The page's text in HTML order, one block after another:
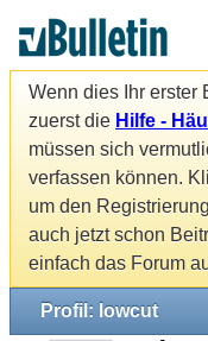
Wenn dies Ihr erster
zuerst die Hilfe -
müssen sich
verfassen können.
um den
auch jetzt schon
einfach das Forum
Profil: lowcut